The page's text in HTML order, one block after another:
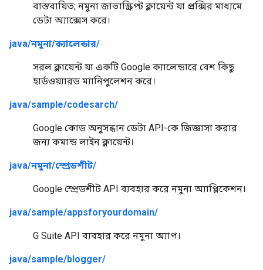
বাস্তবায়িত; নমুনা জাভাস্ক্রিপ্ট ক্লায়েন্ট যা প্রক্সির মাধ্যমে
ডেটা অ্যাক্সেস করে।
java/নমুনা/ক্যালেন্ডার/
সরল ক্লায়েন্ট যা একটি Google ক্যালেন্ডারে বেশ কিছু
হার্ডওয়্যারড ম্যানিপুলেশন করে।
java/sample/codesarch/
Google কোড অনুসন্ধান ডেটা API-কে জিজ্ঞাসা করার
জন্য কমান্ড লাইন ক্লায়েন্ট।
java/নমুনা/স্প্রেডশীট/
Google স্প্রেডশীট API ব্যবহার করে নমুনা অ্যাপ্লিকেশন।
java/sample/appsforyourdomain/
G Suite API ব্যবহার করে নমুনা অ্যাপ।
java/sample/blogger/